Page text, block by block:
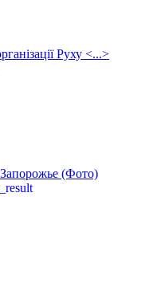
Руху <...>
(Фото)